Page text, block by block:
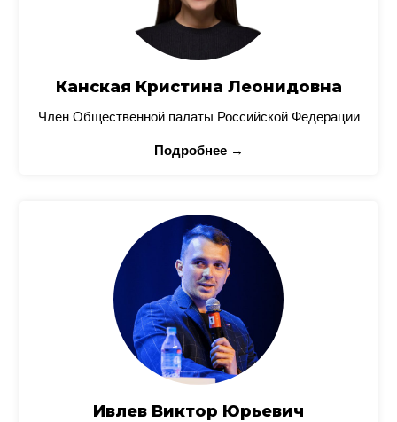
Канская Кристина Леонидовна
Член Общественной палаты Российской Федерации
Подробнее →
Ивлев Виктор Юрьевич